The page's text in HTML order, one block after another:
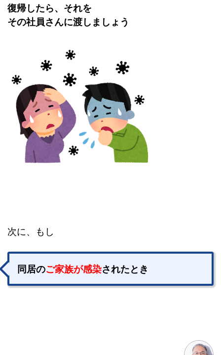
復帰したら、それを
その社員さんに渡しましょう
次に、もし
同居のご家族が感染されたとき